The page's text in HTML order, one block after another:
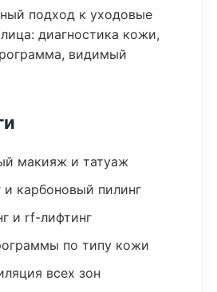
подход к уходовые
диагностика кожи,
видимый
макияж и татуаж
и карбоновый пилинг
и rf-лифтинг
по типу кожи
всех зон